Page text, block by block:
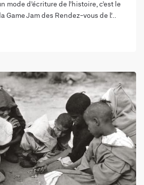
mode d’écriture de l’histoire, c’est le
Game Jam des Rendez-vous de l’